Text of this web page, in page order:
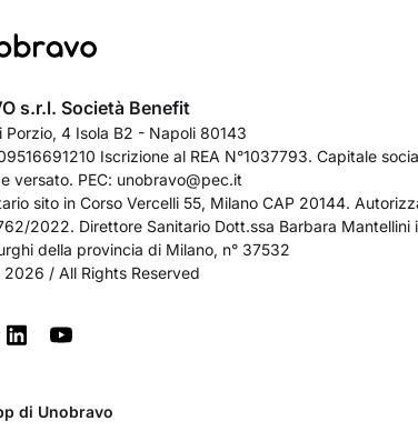
s.r.l. Società Benefit
Porzio, 4 Isola B2 - Napoli 80143
Iscrizione al REA N°1037793. Capitale
versato. PEC: unobravo@pec.it
sito in Corso Vercelli 55, Milano CAP 20144.
2022. Direttore Sanitario Dott.ssa Barbara Mantellini
della provincia di Milano, n° 37532
/ All Rights Reserved
di Unobravo